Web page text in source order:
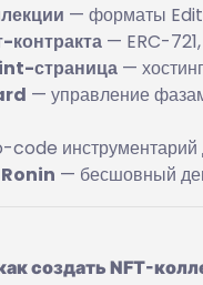
— форматы
контракта — ERC-
страница —
— управление
инструментарий
Ronin — бесшовный
создать NFT-